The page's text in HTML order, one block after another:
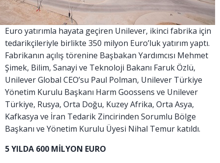
Euro yatırımla hayata geçiren Unilever, ikinci fabrika için
tedarikçileriyle birlikte 350 milyon Euro’luk yatırım yaptı.
Fabrikanın açılış törenine Başbakan Yardımcısı Mehmet
Şimek, Bilim, Sanayi ve Teknoloji Bakanı Faruk Özlü,
Unilever Global CEO’su Paul Polman, Unilever Türkiye
Yönetim Kurulu Başkanı Harm Goossens ve Unilever
Türkiye, Rusya, Orta Doğu, Kuzey Afrika, Orta Asya,
Kafkasya ve İran Tedarik Zincirinden Sorumlu Bölge
Başkanı ve Yönetim Kurulu Üyesi Nihal Temur katıldı.
5 YILDA 600 MİLYON EURO